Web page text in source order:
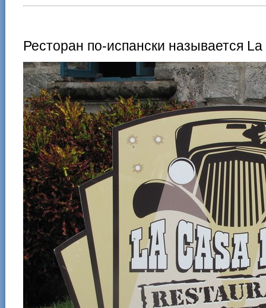
Ресторан по-испански называется